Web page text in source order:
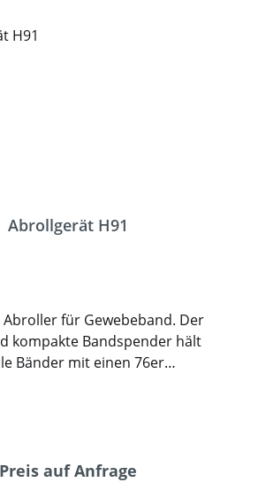
Abrollgerät H91
für Gewebeband. Der
kompakte Bandspender hält
Bänder mit einen 76er
immer griffbereit.
Preis auf Anfrage